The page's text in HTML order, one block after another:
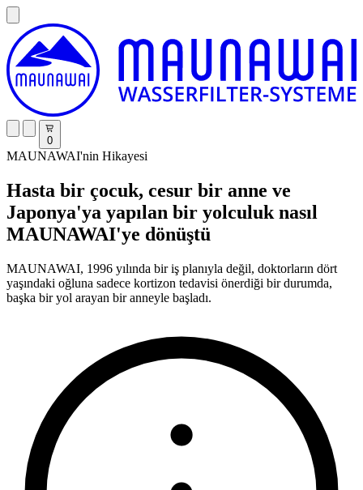
0
MAUNAWAI'nin Hikayesi
Hasta bir çocuk, cesur bir anne ve
Japonya'ya yapılan bir yolculuk nasıl
MAUNAWAI'ye dönüştü
MAUNAWAI, 1996 yılında bir iş planıyla değil, doktorların dört
yaşındaki oğluna sadece kortizon tedavisi önerdiği bir durumda,
başka bir yol arayan bir anneyle başladı.